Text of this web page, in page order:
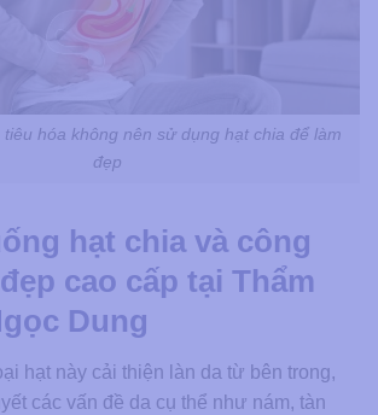
hóa không nên sử dụng hạt chia để làm
đẹp
hạt chia và công
cao cấp tại Thẩm
Dung
hạt này cải thiện làn da từ bên trong,
các vấn đề da cụ thể như nám, tàn